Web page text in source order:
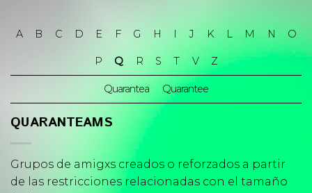
A B C D E F G H I J K L M N O
P Q R S T V Z
Quarantea Quarantee
QUARANTEAMS
Grupos de amigxs creados o reforzados a partir
de las restricciones relacionadas con el tamaño